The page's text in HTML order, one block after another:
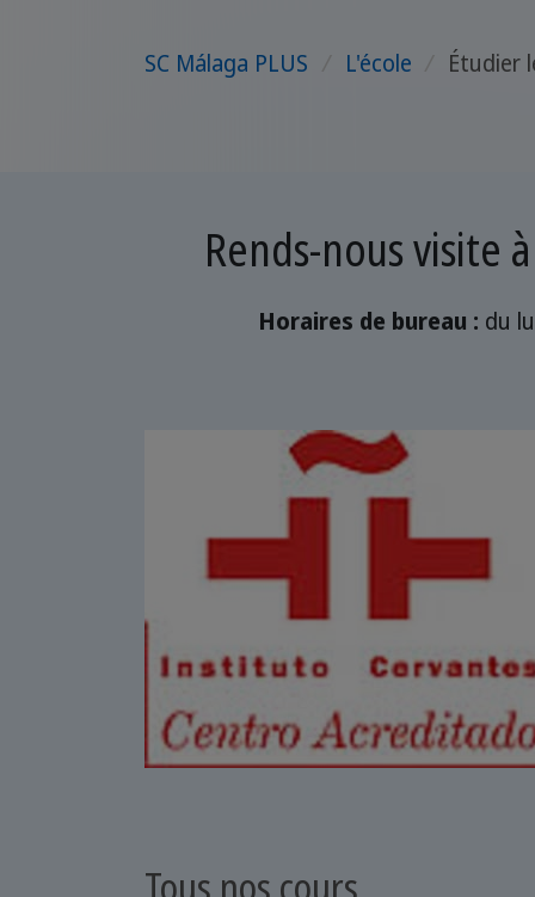
SC Málaga PLUS L'école Étudier
Rends-nous visite
Horaires de bureau : du